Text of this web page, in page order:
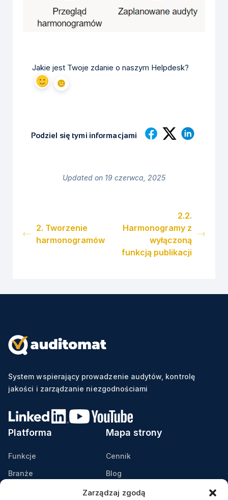
Zarządzaj zgodą
Jakie jest Twoje zdanie o naszym Helpdesk?
Podziel się tymi informacjami
Updated on 19 czerwca, 2025
2. Tworzenie
harmonogramów
2.2.
Harmonogramy z
wyłączoną
funkcją publikacji
System wspierający prowadzenie audytów, kontrolę
jakości i zarządzanie niezgodnościami
Platforma
Funkcje
Branże
Mapa strony
Cennik
Blog
Podcast: Lean Bez Ściemy